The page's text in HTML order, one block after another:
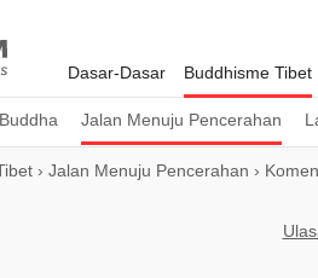
Dasar-Dasar Buddhisme Tibet
Jalan Menuju Pencerahan
› Jalan Menuju Pencerahan ›